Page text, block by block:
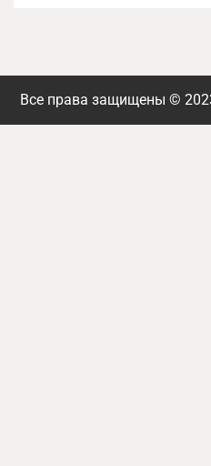
Все права защищены ©